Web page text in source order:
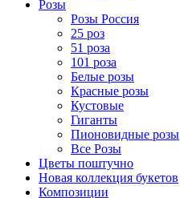
Розы
Розы Россия
25 роз
51 роза
101 роза
Белые розы
Красные розы
Кустовые
Гиганты
Пионовидные розы
Все Розы
Цветы поштучно
Новая коллекция букетов
Композиции